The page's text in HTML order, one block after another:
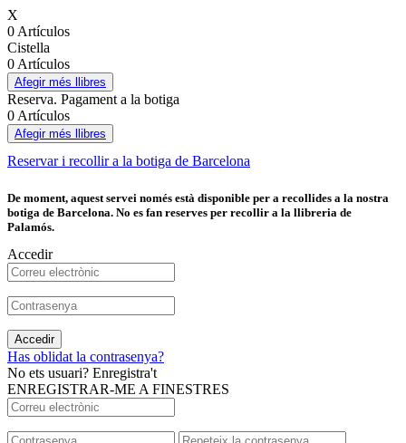
X
0 Artículos
Cistella
0 Artículos
Afegir més llibres
Reserva. Pagament a la botiga
0 Artículos
Afegir més llibres
Reservar i recollir a la botiga de Barcelona
De moment, aquest servei només està disponible per a recollides a la nostra
botiga de Barcelona. No es fan reserves per recollir a la llibreria de
Palamós.
Accedir
Accedir
Has oblidat la contrasenya?
No ets usuari? Enregistra't
ENREGISTRAR-ME A FINESTRES